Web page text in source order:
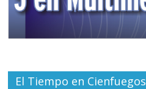
El Tiempo en Cienfuegos